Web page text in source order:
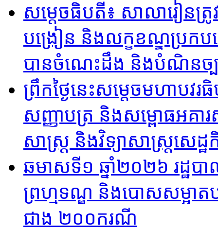
សម្ដេចធិបតី​៖ សាលារៀនត្
បង្រៀន និងលក្ខខណ្ឌប្រក
បានចំណេះដឹង និងបំណិនច្
ព្រឹកថ្ងៃនេះសម្តេចមហាប
សញ្ញាបត្រ និងសម្ពោធអគា
សាស្ត្រ និងវិទ្យាសាស្ត្រសេដ្ឋ
ឆមាសទី១ ឆ្នាំ២០២៦​ រដ្ឋបា
ព្រហ្មទណ្ឌ និងបោសសម្អាតប
ជាង ២០០ករណី